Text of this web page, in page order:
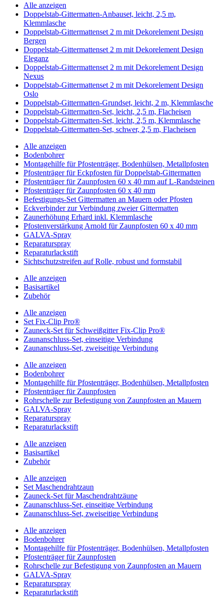
Alle anzeigen
Doppelstab-Gittermatten-Anbauset, leicht, 2,5 m,
Klemmlasche
Doppelstab-Gittermattenset 2 m mit Dekorelement Design
Bergen
Doppelstab-Gittermattenset 2 m mit Dekorelement Design
Eleganz
Doppelstab-Gittermattenset 2 m mit Dekorelement Design
Nexus
Doppelstab-Gittermattenset 2 m mit Dekorelement Design
Oslo
Doppelstab-Gittermatten-Grundset, leicht, 2 m, Klemmlasche
Doppelstab-Gittermatten-Set, leicht, 2,5 m, Flacheisen
Doppelstab-Gittermatten-Set, leicht, 2,5 m, Klemmlasche
Doppelstab-Gittermatten-Set, schwer, 2,5 m, Flacheisen
Alle anzeigen
Bodenbohrer
Montagehilfe für Pfostenträger, Bodenhülsen, Metallpfosten
Pfostenträger für Eckpfosten für Doppelstab-Gittermatten
Pfostenträger für Zaunpfosten 60 x 40 mm auf L-Randsteinen
Pfostenträger für Zaunpfosten 60 x 40 mm
Befestigungs-Set Gittermatten an Mauern oder Pfosten
Eckverbinder zur Verbindung zweier Gittermatten
Zaunerhöhung Erhard inkl. Klemmlasche
Pfostenverstärkung Arnold für Zaunpfosten 60 x 40 mm
GALVA-Spray
Reparaturspray
Reparaturlackstift
Sichtschutzstreifen auf Rolle, robust und formstabil
Alle anzeigen
Basisartikel
Zubehör
Alle anzeigen
Set Fix-Clip Pro®
Zauneck-Set für Schweißgitter Fix-Clip Pro®
Zaunanschluss-Set, einseitige Verbindung
Zaunanschluss-Set, zweiseitige Verbindung
Alle anzeigen
Bodenbohrer
Montagehilfe für Pfostenträger, Bodenhülsen, Metallpfosten
Pfostenträger für Zaunpfosten
Rohrschelle zur Befestigung von Zaunpfosten an Mauern
GALVA-Spray
Reparaturspray
Reparaturlackstift
Alle anzeigen
Basisartikel
Zubehör
Alle anzeigen
Set Maschendrahtzaun
Zauneck-Set für Maschendrahtzäune
Zaunanschluss-Set, einseitige Verbindung
Zaunanschluss-Set, zweiseitige Verbindung
Alle anzeigen
Bodenbohrer
Montagehilfe für Pfostenträger, Bodenhülsen, Metallpfosten
Pfostenträger für Zaunpfosten
Rohrschelle zur Befestigung von Zaunpfosten an Mauern
GALVA-Spray
Reparaturspray
Reparaturlackstift